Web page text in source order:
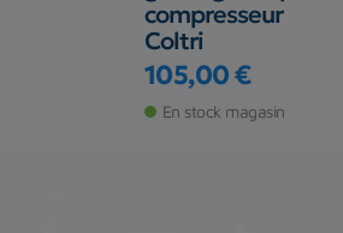
compresseur
Coltri
Prix
105,00 €
En stock magasin